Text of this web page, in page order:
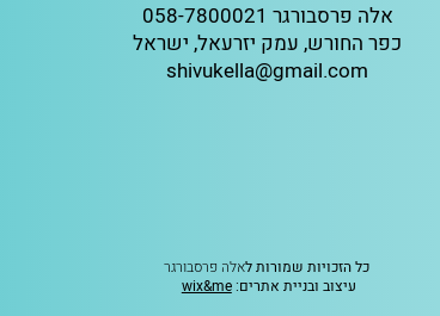
אלה פרסבורגר 058-7800021
כפר החורש, עמק יזרעאל, ישראל
shivukella@gmail.com
כל הזכויות שמורות לאלה פרסבורגר
עיצוב ובניית אתרים:wix&me